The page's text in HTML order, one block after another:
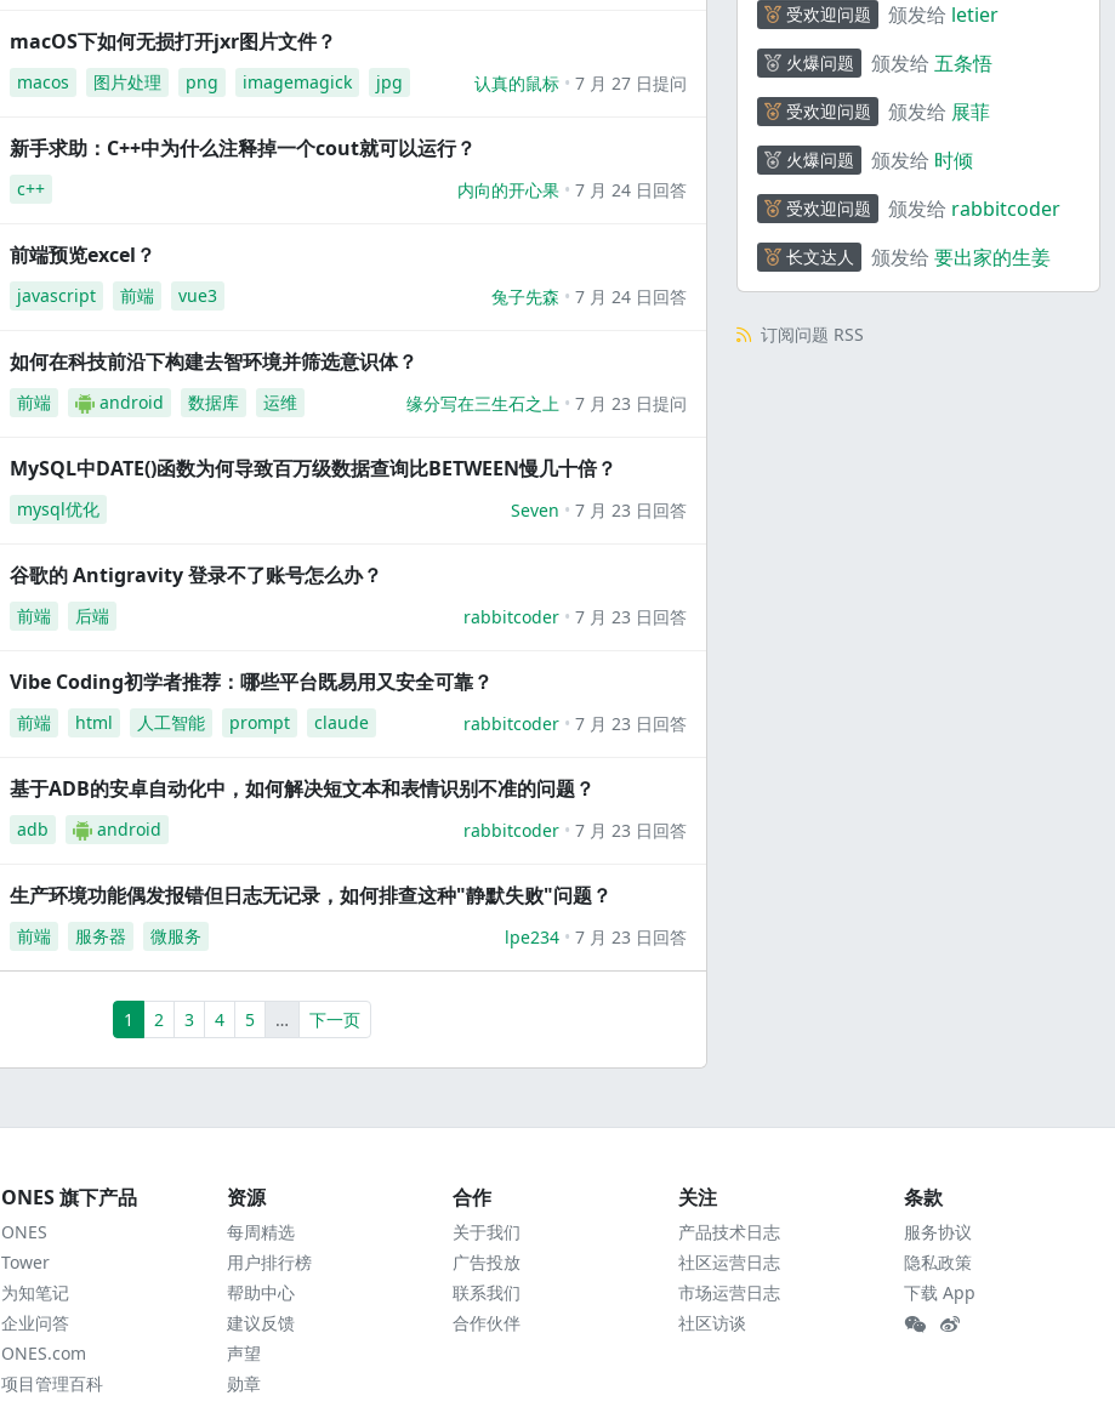
macOS下如何无损打开jxr图片文件？
macos 图片处理 png imagemagick jpg 认真的鼠标 7 月 27 日提问
新手求助：C++中为什么注释掉一个cout就可以运行？
c++ 内向的开心果 7 月 24 日回答
前端预览excel？
javascript 前端 vue3 兔子先森 7 月 24 日回答
如何在科技前沿下构建去智环境并筛选意识体？
前端 android 数据库 运维 缘分写在三生石之上 7 月 23 日提问
MySQL中DATE()函数为何导致百万级数据查询比BETWEEN慢几十倍？
mysql优化 Seven 7 月 23 日回答
谷歌的 Antigravity 登录不了账号怎么办？
前端 后端 rabbitcoder 7 月 23 日回答
Vibe Coding初学者推荐：哪些平台既易用又安全可靠？
前端 html 人工智能 prompt claude rabbitcoder 7 月 23 日回答
基于ADB的安卓自动化中，如何解决短文本和表情识别不准的问题？
adb android rabbitcoder 7 月 23 日回答
生产环境功能偶发报错但日志无记录，如何排查这种"静默失败"问题？
前端 服务器 微服务 lpe234 7 月 23 日回答
1 (current)
2 3 4 5 …More下一页
受欢迎问题 颁发给 letier
火爆问题 颁发给 五条悟
受欢迎问题 颁发给 展菲
火爆问题 颁发给 时倾
受欢迎问题 颁发给 rabbitcoder
长文达人 颁发给 要出家的生姜
订阅问题 RSS
ONES 旗下产品
ONES
Tower
为知笔记
企业问答
ONES.com
项目管理百科
资源
每周精选
用户排行榜
帮助中心
建议反馈
声望
勋章
合作
关于我们
广告投放
联系我们
合作伙伴
关注
产品技术日志
社区运营日志
市场运营日志
社区访谈
条款
服务协议
隐私政策
下载 App